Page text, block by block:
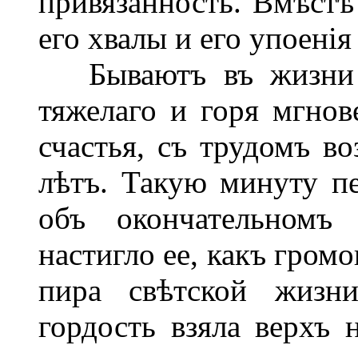
его хвалы и его
Бываютъ въ жизни
тяжелаго и горя
счастья, съ трудомъ
лѣтъ. Такую минуту
объ
настигло ее, какъ
пира свѣтской
гордость взяла